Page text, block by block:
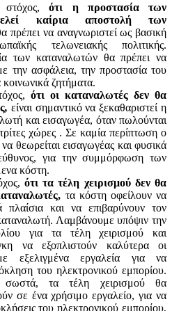
ότι η προστασία των
καίρια αποστολή των
πρέπει να αναγνωριστεί ως βασική
τελωνειακής πολιτικής.
των καταναλωτών θα πρέπει να
την ασφάλεια, την προστασία του
ζητήματα.
ότι οι καταναλωτές δεν θα
, είναι σημαντικό να ξεκαθαριστεί η
και εισαγωγέα, όταν πωλούνται
χώρες . Σε καμία περίπτωση ο
θεωρείται εισαγωγέας και φυσικά
για την συμμόρφωση των
κόστη.
ότι τα τέλη χειρισμού δεν θα
τα κόστη οφείλουν να
πλαίσια και να επιβαρύνουν τον
Λαμβάνουμε υπόψιν την
για τα τέλη χειρισμού και
να εξοπλιστούν καλύτερα οι
εξελιγμένα εργαλεία για να
του ηλεκτρονικού εμπορίου.
σωστά, τα τέλη χειρισμού θα
σε ένα χρήσιμο εργαλείο, για να
του ηλεκτρονικού εμπορίου,